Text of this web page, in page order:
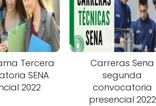
Tercera
SENA
2022
Carreras Sena
segunda
convocatoria
presencial 2022